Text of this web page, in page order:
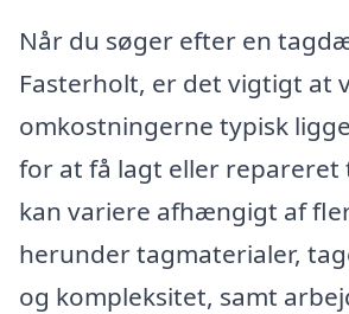
Når du søger efter en
Fasterholt, er det vigtigt at
omkostningerne typisk
for at få lagt eller repareret
kan variere afhængigt af
herunder tagmaterialer,
og kompleksitet, samt